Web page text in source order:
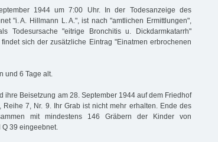
1944 um 7:00 Uhr. In der Todesanzeige des
"i. A. Hillmann L. A.", ist nach "amtlichen Ermittlungen",
Todesursache "eitrige Bronchitis u. Dickdarmkatarrh"
sich der zusätzliche Eintrag "Einatmen erbrochenen
und 6 Tage alt.
ihre Beisetzung am 28. September 1944 auf dem Friedhof
Reihe 7, Nr. 9. Ihr Grab ist nicht mehr erhalten. Ende des
mit mindestens 146 Gräbern der Kinder von
39 eingeebnet.